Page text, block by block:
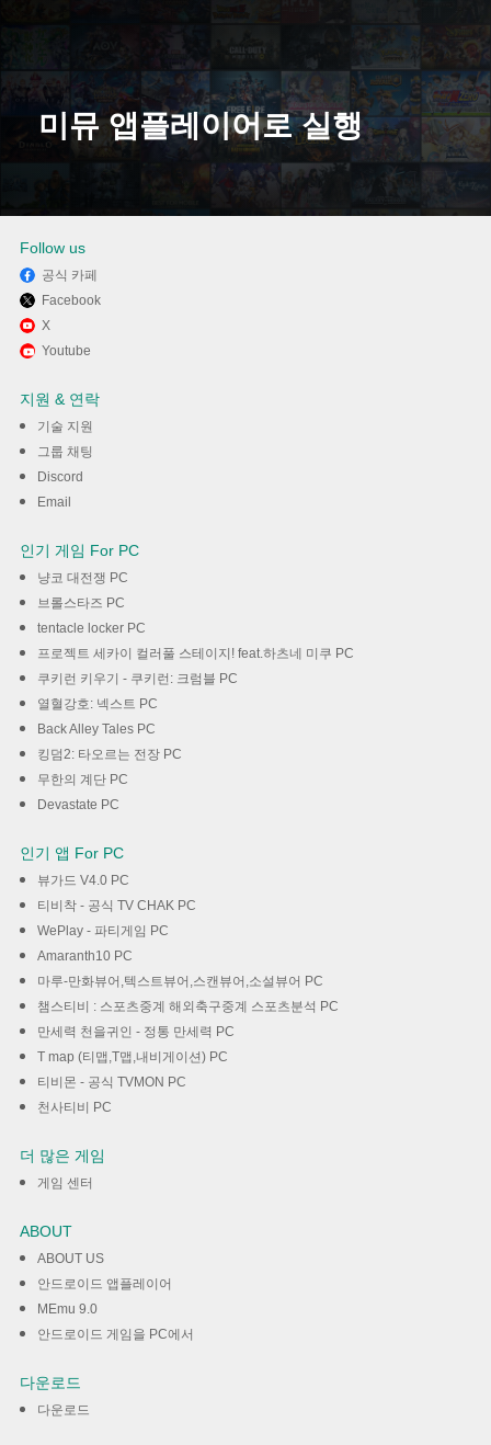
미뮤 앱플레이어로 실행
Follow us
공식 카페
Facebook
X
Youtube
지원 & 연락
기술 지원
그룹 채팅
Discord
Email
인기 게임 For PC
냥코 대전쟁 PC
브롤스타즈 PC
tentacle locker PC
프로젝트 세카이 컬러풀 스테이지! feat.하츠네 미쿠 PC
쿠키런 키우기 - 쿠키런: 크럼블 PC
열혈강호: 넥스트 PC
Back Alley Tales PC
킹덤2: 타오르는 전장 PC
무한의 계단 PC
Devastate PC
인기 앱 For PC
뷰가드 V4.0 PC
티비착 - 공식 TV CHAK PC
WePlay - 파티게임 PC
Amaranth10 PC
마루-만화뷰어,텍스트뷰어,스캔뷰어,소설뷰어 PC
챔스티비 : 스포츠중계 해외축구중계 스포츠분석 PC
만세력 천을귀인 - 정통 만세력 PC
T map (티맵,T맵,내비게이션) PC
티비몬 - 공식 TVMON PC
천사티비 PC
더 많은 게임
게임 센터
ABOUT
ABOUT US
안드로이드 앱플레이어
MEmu 9.0
안드로이드 게임을 PC에서
다운로드
다운로드